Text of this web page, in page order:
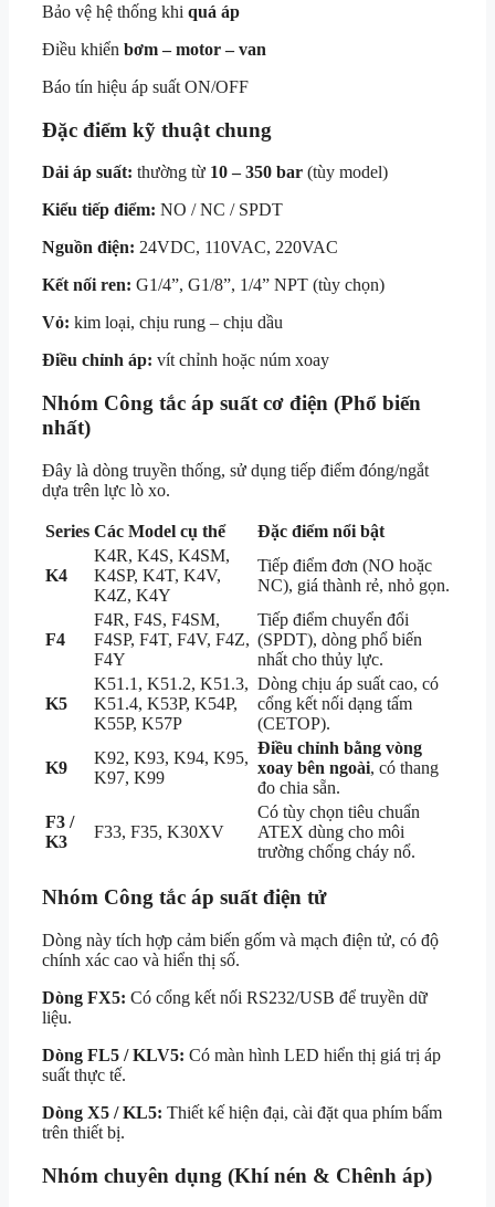
Bảo vệ hệ thống khi quá áp
Điều khiển bơm – motor – van
Báo tín hiệu áp suất ON/OFF
Đặc điểm kỹ thuật chung
Dải áp suất: thường từ 10 – 350 bar (tùy model)
Kiểu tiếp điểm: NO / NC / SPDT
Nguồn điện: 24VDC, 110VAC, 220VAC
Kết nối ren: G1/4”, G1/8”, 1/4” NPT (tùy chọn)
Vỏ: kim loại, chịu rung – chịu dầu
Điều chỉnh áp: vít chỉnh hoặc núm xoay
Nhóm Công tắc áp suất cơ điện (Phổ biến
nhất)
Đây là dòng truyền thống, sử dụng tiếp điểm đóng/ngắt
dựa trên lực lò xo.
Series Các Model cụ thể Đặc điểm nổi bật
K4
K4R, K4S, K4SM,
K4SP, K4T, K4V,
K4Z, K4Y
Tiếp điểm đơn (NO hoặc
NC), giá thành rẻ, nhỏ gọn.
F4
F4R, F4S, F4SM,
F4SP, F4T, F4V, F4Z,
F4Y
Tiếp điểm chuyển đổi
(SPDT), dòng phổ biến
nhất cho thủy lực.
K5
K51.1, K51.2, K51.3,
K51.4, K53P, K54P,
K55P, K57P
Dòng chịu áp suất cao, có
cổng kết nối dạng tấm
(CETOP).
K9
K92, K93, K94, K95,
K97, K99
Điều chỉnh bằng vòng
xoay bên ngoài, có thang
đo chia sẵn.
F3 /
K3
F33, F35, K30XV
Có tùy chọn tiêu chuẩn
ATEX dùng cho môi
trường chống cháy nổ.
Nhóm Công tắc áp suất điện tử
Dòng này tích hợp cảm biến gốm và mạch điện tử, có độ
chính xác cao và hiển thị số.
Dòng FX5: Có cổng kết nối RS232/USB để truyền dữ
liệu.
Dòng FL5 / KLV5: Có màn hình LED hiển thị giá trị áp
suất thực tế.
Dòng X5 / KL5: Thiết kế hiện đại, cài đặt qua phím bấm
trên thiết bị.
Nhóm chuyên dụng (Khí nén & Chênh áp)